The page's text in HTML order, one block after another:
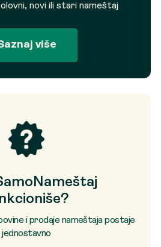
novi ili stari nameštaj
više
i prodaje nameštaja postaje
jednostavno